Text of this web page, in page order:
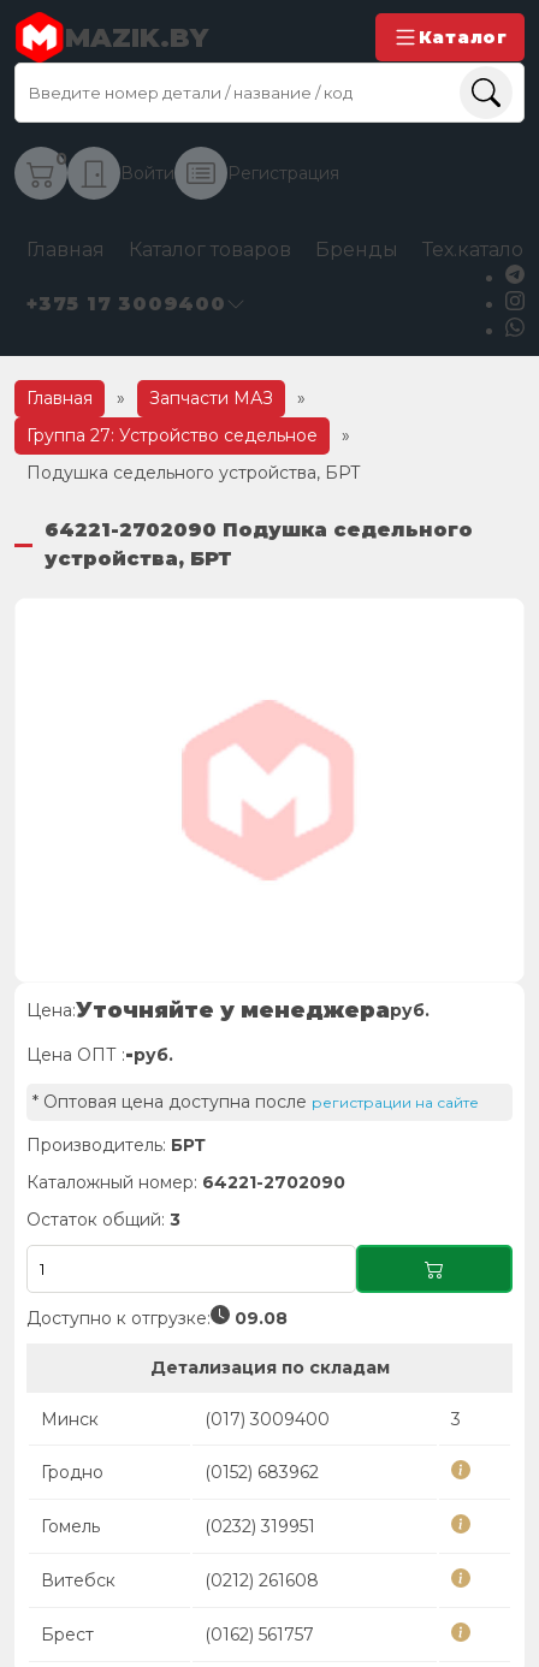
MAZIK.BY Каталог
0
Войти Регистрация
Главная Каталог товаров Бренды
+375 17 3009400
Главная » Запчасти МАЗ
»
Группа 27: Устройство седельное
»
Подушка седельного устройства, БРТ
64221-2702090 Подушка седельного
устройства, БРТ
Цена:Уточняйте у менеджераруб.
Цена ОПТ :-руб.
* Оптовая цена доступна после регистрации на сайте
Производитель: БРТ
Каталожный номер: 64221-2702090
Остаток общий: 3
Доступно к отгрузке: 09.08
Детализация по складам
Минск (017) 3009400 3
Гродно (0152) 683962
Гомель (0232) 319951
Витебск (0212) 261608
Брест (0162) 561757